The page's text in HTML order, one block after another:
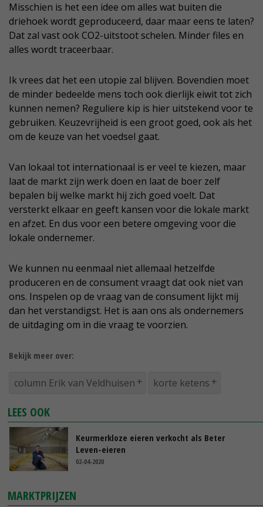
Misschien is het een idee om alles wat buiten die
driehoek wordt geproduceerd, daar maar eens te laten?
Dat zal vast ook CO2-uitstoot schelen. Minder files en
alles wordt traceerbaar.
Ik vrees dat het een utopie zal blijven. Bovendien moet
de minder bedeelde mens toch ook dierlijk eiwit tot zich
kunnen nemen? Reguliere kip is hier uitstekend voor te
gebruiken. Keuzevrijheid is een groot goed, ook als het
om de keuze van het voedsel gaat.
Van lokaal tot internationaal is er veel te kiezen, maar
laat de markt zijn werk doen en laat de boer zelf
bepalen bij welke markt hij zich goed voelt. Dat
versterkt elkaar en geeft kansen voor die lokale markt
en afzet. En dus voor een betere omgeving voor die
lokale ondernemer.
We kunnen nu eenmaal niet allemaal hetzelfde
produceren en de consument vraagt dat ook niet van
ons. Inspelen op de vraag van de consument lijkt mij
dan het verstandigst. Het is aan ons als ondernemers
de uitdaging om in die vraag te voorzien.
Bekijk meer over:
column Erik van Veldhuisen korte ketens
LEES OOK
Keurmerkloze eieren verkocht als Beter
Leven-eieren
02-04-2020
MARKTPRIJZEN